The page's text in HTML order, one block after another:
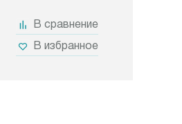
В сравнение
В избранное